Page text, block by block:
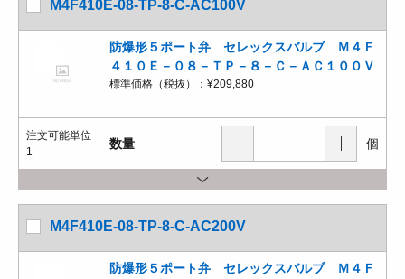
M4F410E-08-TP-8-C-AC100V
防爆形５ポート弁 セレックスバルブ Ｍ４Ｆ
４１０Ｅ－０８－ＴＰ－８－Ｃ－ＡＣ１００Ｖ
標準価格（税抜）： ¥209,880
注文可能単位
1
数量 個
M4F410E-08-TP-8-C-AC200V
防爆形５ポート弁 セレックスバルブ Ｍ４Ｆ